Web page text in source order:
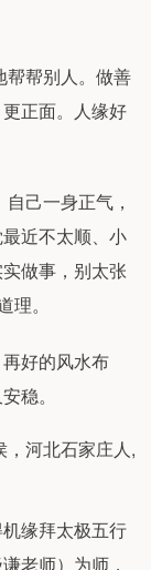
帮帮别人。做善
正面。人缘好
己一身正气，
近不太顺、小
做事，别太张
。
好的风水布
稳。
，河北石家庄人,
缘拜太极五行
老师）为师，